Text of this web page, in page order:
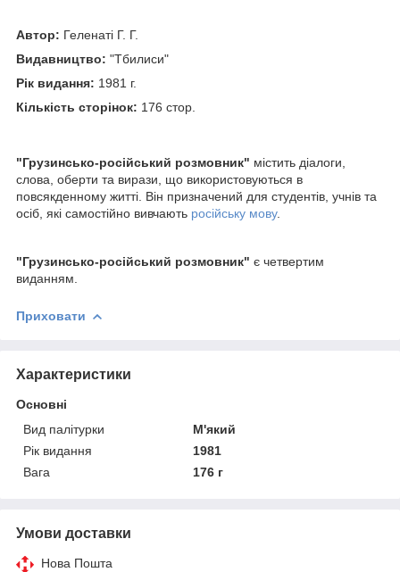
Автор: Геленаті Г. Г.
Видавництво: "Тбилиси"
Рік видання: 1981 г.
Кількість сторінок: 176 стор.
"Грузинсько-російський розмовник" містить діалоги,
слова, оберти та вирази, що використовуються в
повсякденному житті. Він призначений для студентів, учнів та
осіб, які самостійно вивчають російську мову.
"Грузинсько-російський розмовник" є четвертим
виданням.
Приховати
Характеристики
Основні
Вид палітурки
М'який
Рік видання
1981
Вага
176 г
Умови доставки
Нова Пошта